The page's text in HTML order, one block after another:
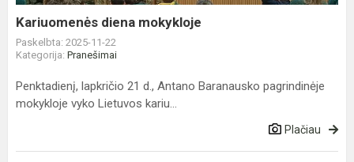
Kariuomenės diena mokykloje
Paskelbta: 2025-11-22
Kategorija: Pranešimai
Penktadienį, lapkričio 21 d., Antano Baranausko pagrindinėje
mokykloje vyko Lietuvos kariu...
Plačiau